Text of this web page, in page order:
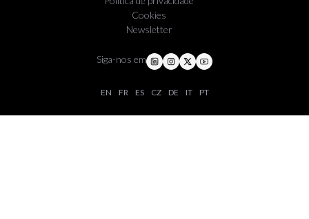
Cookies
Newsletter
Siga-nos em
EN FR ES CZ DE IT PT